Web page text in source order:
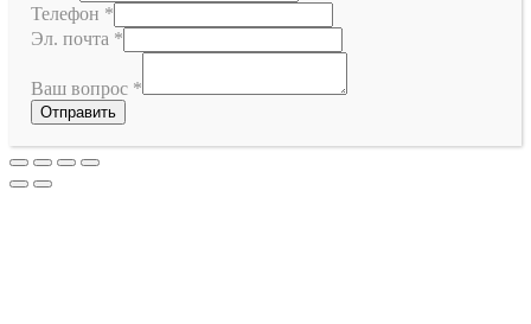
Телефон *
Эл. почта *
Ваш вопрос *
Отправить